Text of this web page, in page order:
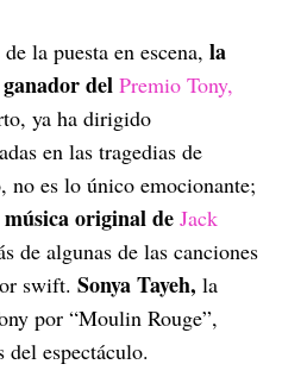
la puesta en escena, la
del Premio Tony,
ya ha dirigido
en las tragedias de
no es lo único emocionante;
original de Jack
de algunas de las canciones
swift. Sonya Tayeh, la
por “Moulin Rouge”,
del espectáculo.